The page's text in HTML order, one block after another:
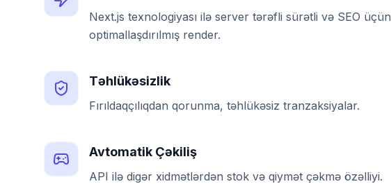
Next.js texnologiyası ilə server tərəfli sürətli və SEO üçün
optimallaşdırılmış render.
Təhlükəsizlik
Fırıldaqçılıqdan qorunma, təhlükəsiz tranzaksiyalar.
Avtomatik Çəkiliş
API ilə digər xidmətlərdən stok və qiymət çəkmə özəlliyi.